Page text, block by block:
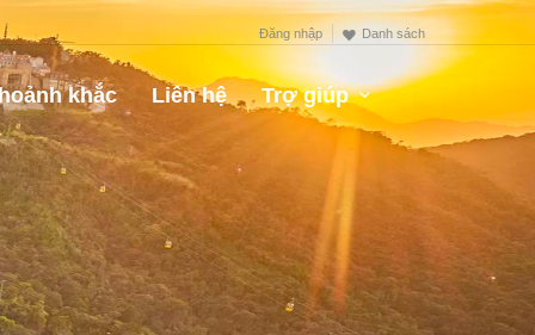
Đăng nhập Danh sách
khắc Liên hệ Trợ giúp